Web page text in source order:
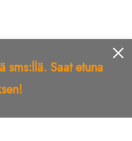
sms:llä. Saat etuna